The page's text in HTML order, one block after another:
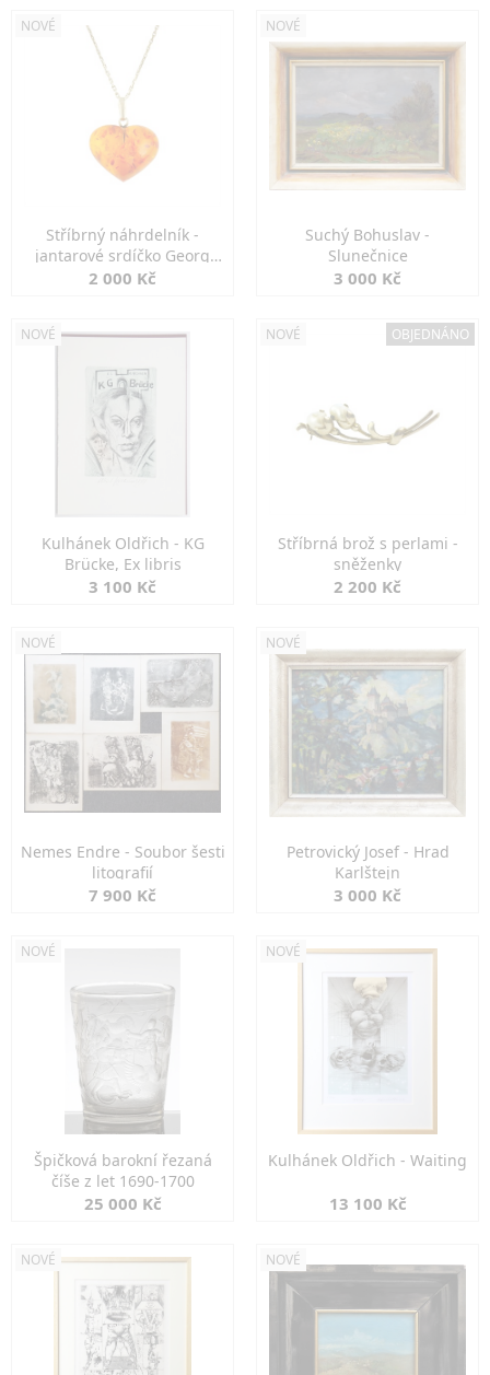
NOVÉ
Stříbrný náhrdelník -
jantarové srdíčko Georg
Kramer
2 000 Kč
NOVÉ
Suchý Bohuslav -
Slunečnice
3 000 Kč
NOVÉ
Kulhánek Oldřich - KG
Brücke, Ex libris
3 100 Kč
NOVÉ OBJEDNÁNO
Stříbrná brož s perlami -
sněženky
2 200 Kč
NOVÉ
Nemes Endre - Soubor šesti
litografií
7 900 Kč
NOVÉ
Petrovický Josef - Hrad
Karlštejn
3 000 Kč
NOVÉ
Špičková barokní řezaná
číše z let 1690-1700
25 000 Kč
NOVÉ
Kulhánek Oldřich - Waiting
13 100 Kč
NOVÉ NOVÉ